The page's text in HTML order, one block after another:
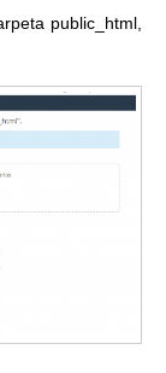
public_html,